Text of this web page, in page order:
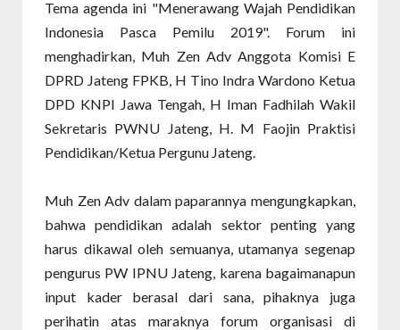
Tema agenda ini "Menerawang Wajah Pendidikan
Indonesia Pasca Pemilu 2019". Forum ini
menghadirkan, Muh Zen Adv Anggota Komisi E
DPRD Jateng FPKB, H Tino Indra Wardono Ketua
DPD KNPI Jawa Tengah, H Iman Fadhilah Wakil
Sekretaris PWNU Jateng, H. M Faojin Praktisi
Pendidikan/Ketua Pergunu Jateng.
Muh Zen Adv dalam paparannya mengungkapkan,
bahwa pendidikan adalah sektor penting yang
harus dikawal oleh semuanya, utamanya segenap
pengurus PW IPNU Jateng, karena bagaimanapun
input kader berasal dari sana, pihaknya juga
perihatin atas maraknya forum organisasi di